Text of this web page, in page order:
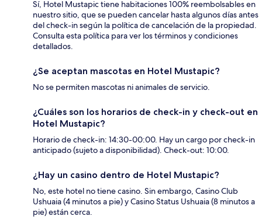
Sí, Hotel Mustapic tiene habitaciones 100% reembolsables en
nuestro sitio, que se pueden cancelar hasta algunos días antes
del check-in según la política de cancelación de la propiedad.
Consulta esta política para ver los términos y condiciones
detallados.
¿Se aceptan mascotas en Hotel Mustapic?
No se permiten mascotas ni animales de servicio.
¿Cuáles son los horarios de check-in y check-out en
Hotel Mustapic?
Horario de check-in: 14:30-00:00. Hay un cargo por check-in
anticipado (sujeto a disponibilidad). Check-out: 10:00.
¿Hay un casino dentro de Hotel Mustapic?
No, este hotel no tiene casino. Sin embargo, Casino Club
Ushuaia (4 minutos a pie) y Casino Status Ushuaia (8 minutos a
pie) están cerca.